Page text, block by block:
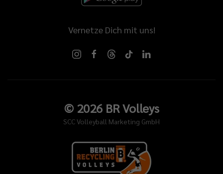
Vernetze Dich mit uns!
© 2026BR Volleys
SCC Volleyball Marketing GmbH